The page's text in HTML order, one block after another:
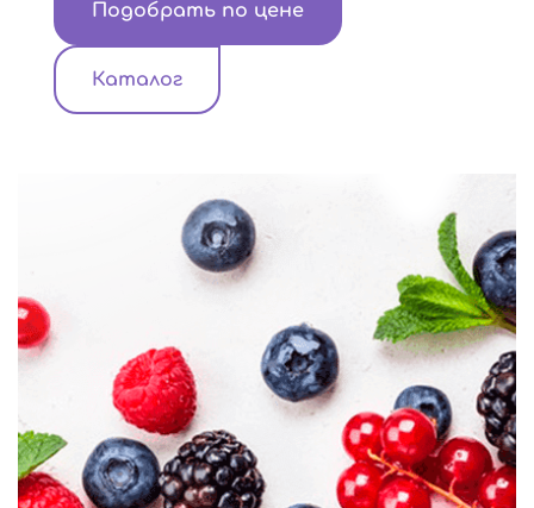
Подобрать по цене
Каталог